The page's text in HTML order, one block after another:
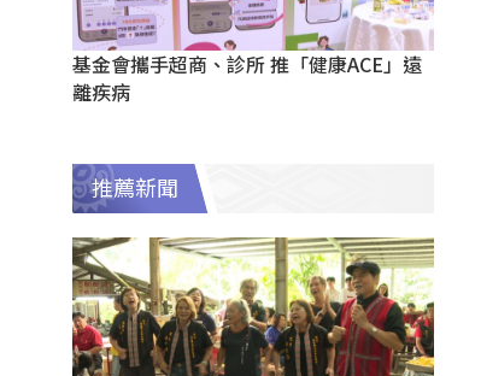
基金會攜手超商、診所 推「健康ACE」遠
離疾病
推薦新聞